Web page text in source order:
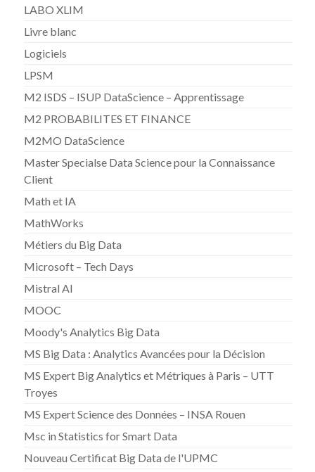
LABO XLIM
Livre blanc
Logiciels
LPSM
M2 ISDS – ISUP DataScience – Apprentissage
M2 PROBABILITES ET FINANCE
M2MO DataScience
Master Specialse Data Science pour la Connaissance
Client
Math et IA
MathWorks
Métiers du Big Data
Microsoft – Tech Days
Mistral AI
MOOC
Moody's Analytics Big Data
MS Big Data : Analytics Avancées pour la Décision
MS Expert Big Analytics et Métriques à Paris – UTT
Troyes
MS Expert Science des Données – INSA Rouen
Msc in Statistics for Smart Data
Nouveau Certificat Big Data de l'UPMC